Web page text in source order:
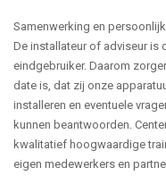
Samenwerking en
De installateur of adviseur is
eindgebruiker. Daarom
date is, dat zij onze
installeren en eventuele
kunnen beantwoorden.
kwalitatief hoogwaardige
eigen medewerkers en